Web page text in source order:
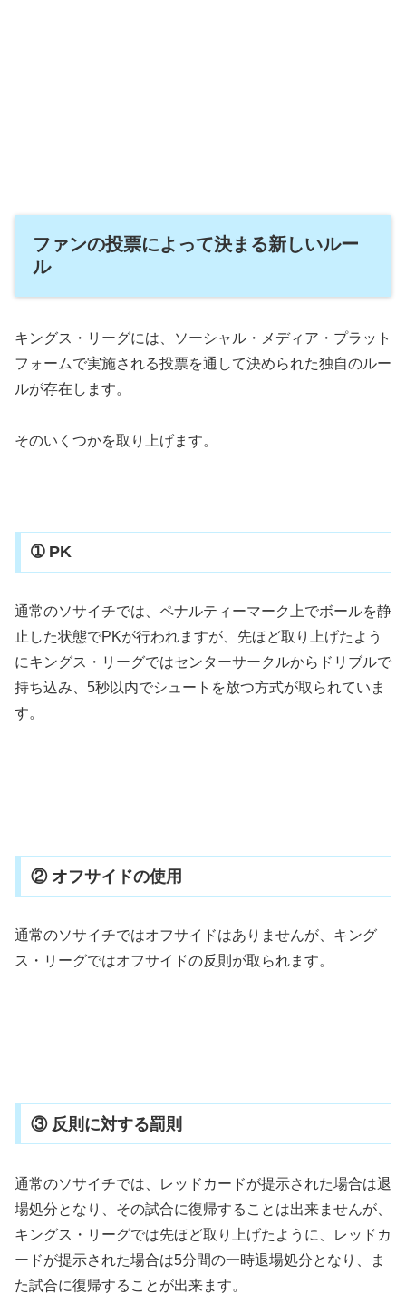
ファンの投票によって決まる新しいルー
ル
キングス・リーグには、ソーシャル・メディア・プラット
フォームで実施される投票を通して決められた独自のルー
ルが存在します。
そのいくつかを取り上げます。
➀ PK
通常のソサイチでは、ペナルティーマーク上でボールを静
止した状態でPKが行われますが、先ほど取り上げたよう
にキングス・リーグではセンターサークルからドリブルで
持ち込み、5秒以内でシュートを放つ方式が取られていま
す。
② オフサイドの使用
通常のソサイチではオフサイドはありませんが、キング
ス・リーグではオフサイドの反則が取られます。
③ 反則に対する罰則
通常のソサイチでは、レッドカードが提示された場合は退
場処分となり、その試合に復帰することは出来ませんが、
キングス・リーグでは先ほど取り上げたように、レッドカ
ードが提示された場合は5分間の一時退場処分となり、ま
た試合に復帰することが出来ます。